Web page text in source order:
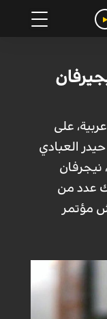
العراق _ الكوثر: حصل موقع NRT عربية، على
العبادي
نيجرفان
عدد من
مؤتمر